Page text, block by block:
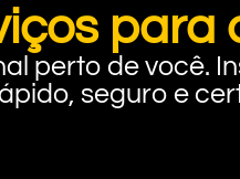
para
perto de você.
seguro e